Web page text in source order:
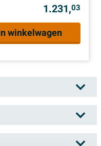
1.231,03
winkelwagen
kunststof
160x75x45cm